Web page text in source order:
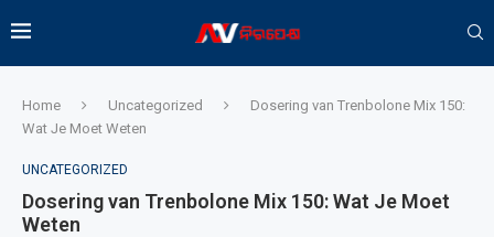
Home Uncategorized
Dosering van Trenbolone Mix 150:
Wat Je Moet Weten
UNCATEGORIZED
Dosering van Trenbolone Mix 150: Wat Je Moet
Weten